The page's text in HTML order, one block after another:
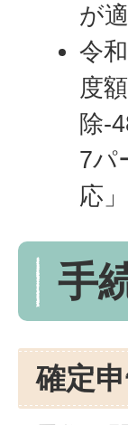
が
令
度
除-
7パ
応
手
確定